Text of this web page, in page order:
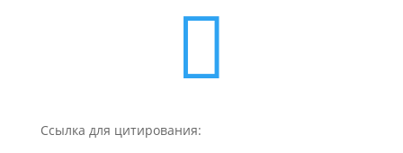

Ссылка для цитирования: